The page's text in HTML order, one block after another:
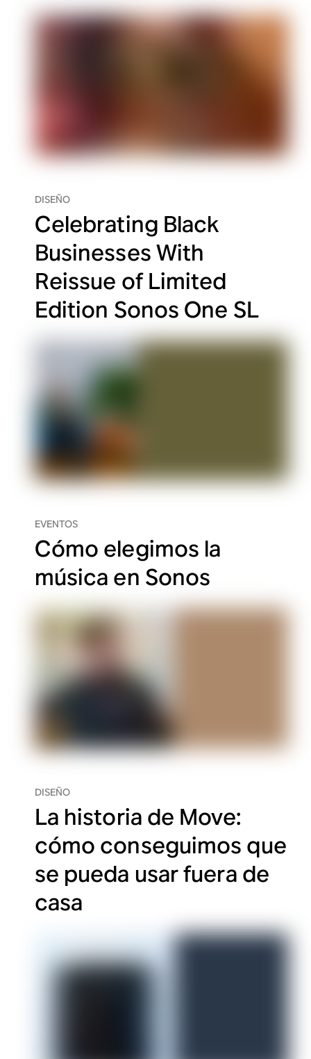
DISEÑO
Celebrating Black
Businesses With
Reissue of Limited
Edition Sonos One SL
EVENTOS
Cómo elegimos la
música en Sonos
DISEÑO
La historia de Move:
cómo conseguimos que
se pueda usar fuera de
casa